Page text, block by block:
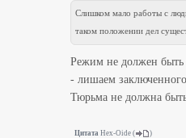
Слишком мало работы с
таком положении дел
Режим не должен
- лишаем
Тюрьма не должна
Цитата Hex-Oide ( )